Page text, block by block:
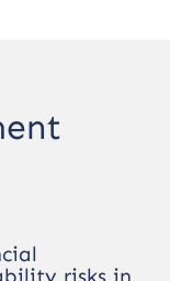
risks in